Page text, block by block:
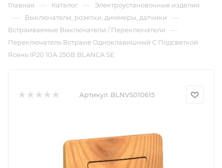
Главная — Каталог — Электроустановочные изделия
— Выключатели, розетки, диммеры, датчики —
Встраиваемые Выключатели / Переключатели —
Переключатель Встраив Одноклавишный С Подсветкой
Ясень IP20 10А 250В BLANCA SE
Артикул: BLNVS010615